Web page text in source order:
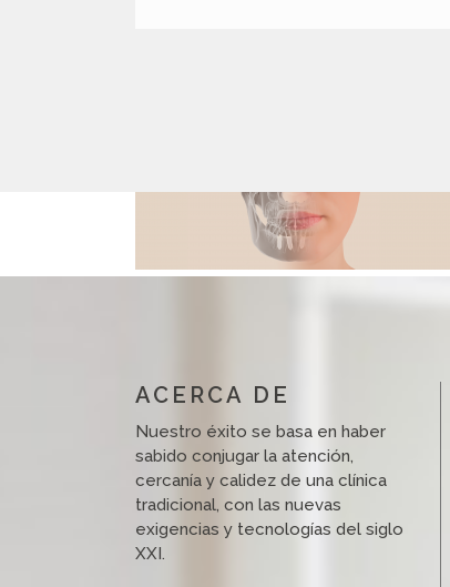
ACERCA DE
Nuestro éxito se basa en haber
sabido conjugar la atención,
cercanía y calidez de una clínica
tradicional, con las nuevas
exigencias y tecnologías del siglo
XXI.